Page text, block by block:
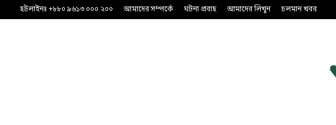
হটলাইনঃ +৮৮০ ৯৬১৩ ০০০ ২০০ আমাদের সম্পর্কে ঘটনা প্রবাহ আমাদের লিখুন চলমান খবর